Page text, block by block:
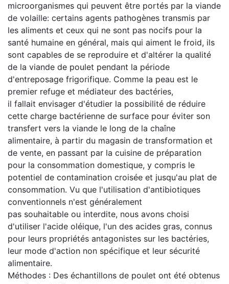
microorganismes qui peuvent être portés par la viande
de volaille: certains agents pathogènes transmis par
les aliments et ceux qui ne sont pas nocifs pour la
santé humaine en général, mais qui aiment le froid, ils
sont capables de se reproduire et d'altérer la qualité
de la viande de poulet pendant la période
d'entreposage frigorifique. Comme la peau est le
premier refuge et médiateur des bactéries,
il fallait envisager d'étudier la possibilité de réduire
cette charge bactérienne de surface pour éviter son
transfert vers la viande le long de la chaîne
alimentaire, à partir du magasin de transformation et
de vente, en passant par la cuisine de préparation
pour la consommation domestique, y compris le
potentiel de contamination croisée et jusqu'au plat de
consommation. Vu que l'utilisation d'antibiotiques
conventionnels n'est généralement
pas souhaitable ou interdite, nous avons choisi
d'utiliser l'acide oléique, l'un des acides gras, connus
pour leurs propriétés antagonistes sur les bactéries,
leur mode d'action non spécifique et leur sécurité
alimentaire.
Méthodes : Des échantillons de poulet ont été obtenus